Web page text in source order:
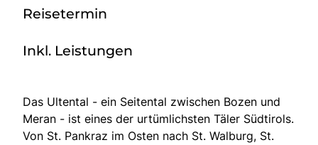
Reisetermin
Inkl. Leistungen
Das Ultental - ein Seitental zwischen Bozen und
Meran - ist eines der urtümlichsten Täler Südtirols.
Von St. Pankraz im Osten nach St. Walburg, St.